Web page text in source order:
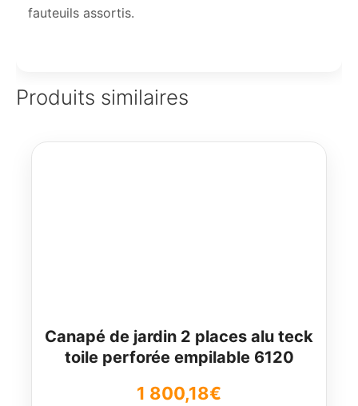
fauteuils assortis.
Produits similaires
Canapé de jardin 2 places alu teck
toile perforée empilable 6120
1 800,18€